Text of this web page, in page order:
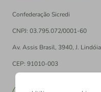
Confederação Sicredi
CNPJ: 03.795.072/0001-60
Av. Assis Brasil, 3940, J.
CEP: 91010-003